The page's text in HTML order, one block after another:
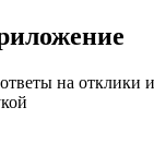
на отклики